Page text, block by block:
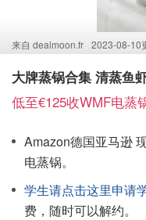
来自 dealmoon.fr 2023-08-10
大牌蒸锅合集 清蒸鱼
低至€125收WMF电蒸
Amazon德国亚马逊
电蒸锅。
学生请点击这里申请
费，随时可以解约。